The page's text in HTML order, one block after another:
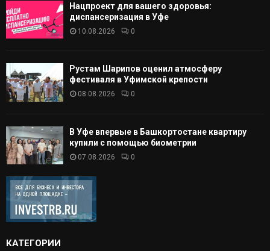
Нацпроект для вашего здоровья:
диспансеризация в Уфе
10.08.2026 0
Рустам Шарипов оценил атмосферу
фестиваля в Уфимской крепости
08.08.2026 0
В Уфе впервые в Башкортостане квартиру
купили с помощью биометрии
07.08.2026 0
КАТЕГОРИИ